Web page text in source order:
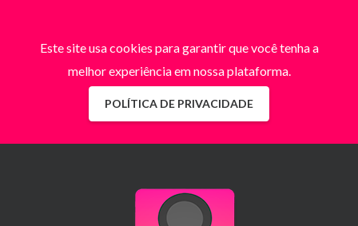
Este site usa cookies para garantir que você tenha a
melhor experiência em nossa plataforma.
POLÍTICA DE PRIVACIDADE